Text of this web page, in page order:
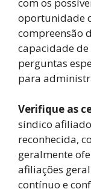
com os
oportunidade
compreensão
capacidade de
perguntas
para
Verifique as
síndico
reconhecida,
geralmente
afiliações
contínuo e